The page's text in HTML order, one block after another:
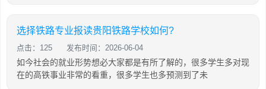
选择铁路专业报读贵阳铁路学校如何?
点击：125 发布时间：2026-06-04
如今社会的就业形势想必大家都是有所了解的，很多学生多对现
在的高铁事业非常的看重，很多学生也多预测到了未